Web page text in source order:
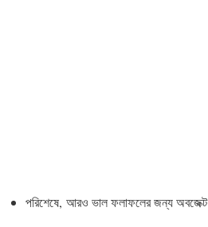
পরিশেষে, আরও ভাল ফলাফলের জন্য